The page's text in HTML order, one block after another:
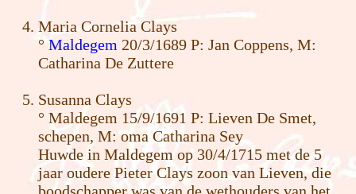
Maria Cornelia Clays
°Maldegem 20/3/1689 P: Jan Coppens, M:
Catharina De Zuttere
Susanna Clays
° Maldegem 15/9/1691 P: Lieven De Smet,
schepen, M: oma Catharina Sey
Huwde in Maldegem op 30/4/1715 met de 5
jaar oudere Pieter Clays zoon van Lieven, die